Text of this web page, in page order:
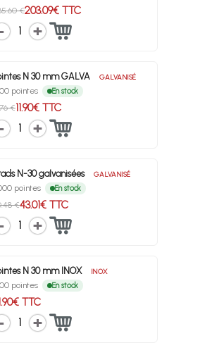
€203.09€ TTC
1
N 30 mm GALVA GALVANISÉ
pointes En stock
€11.90€ TTC
1
N-30 galvanisées GALVANISÉ
pointes En stock
€43.01€ TTC
1
N 30 mm INOX INOX
pointes En stock
TTC
1